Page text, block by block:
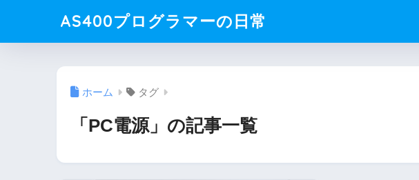
AS400プログラマーの日常
ホーム タグ
「PC電源」の記事一覧